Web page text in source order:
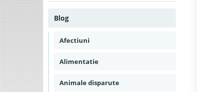
Blog
Afectiuni
Alimentatie
Animale disparute